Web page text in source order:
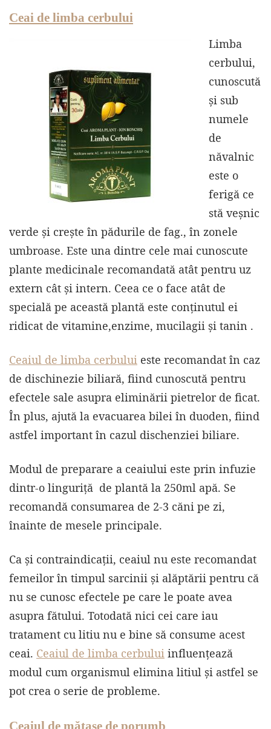
Ceai de limba cerbului
Limba
cerbului,
cunoscută
și sub
numele
de
năvalnic
este o
ferigă ce
stă veșnic
verde și crește în pădurile de fag., în zonele
umbroase. Este una dintre cele mai cunoscute
plante medicinale recomandată atât pentru uz
extern cât și intern. Ceea ce o face atât de
specială pe această plantă este conținutul ei
ridicat de vitamine,enzime, mucilagii și tanin .
Ceaiul de limba cerbului este recomandat în caz
de dischinezie biliară, fiind cunoscută pentru
efectele sale asupra eliminării pietrelor de ficat.
În plus, ajută la evacuarea bilei în duoden, fiind
astfel important în cazul dischenziei biliare.
Modul de preparare a ceaiului este prin infuzie
dintr-o linguriță de plantă la 250ml apă. Se
recomandă consumarea de 2-3 căni pe zi,
înainte de mesele principale.
Ca și contraindicații, ceaiul nu este recomandat
femeilor în timpul sarcinii și alăptării pentru că
nu se cunosc efectele pe care le poate avea
asupra fătului. Totodată nici cei care iau
tratament cu litiu nu e bine să consume acest
ceai. Ceaiul de limba cerbului influențează
modul cum organismul elimina litiul și astfel se
pot crea o serie de probleme.
Ceaiul de mătase de porumb